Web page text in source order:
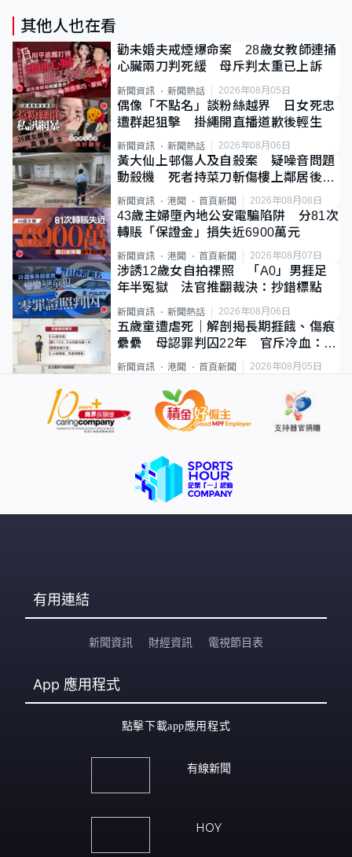
其他人也在看
勸未婚夫戒煙爆命案 28歲女教師連捅
心臟兩刀判死緩 母斥判太重已上訴
新聞資訊 新聞熱話 2026年08月05日
偶像「不點名」談粉絲越界 日女死忠
遭群起狙擊 掛繩開直播道歉後輕生
新聞資訊 新聞熱話 2026年08月06日
黃大仙上邨傷人及自殺案 疑噪音問題
動殺機 死者持菜刀斬傷樓上鄰居後墮
斃
新聞資訊 港聞 首頁新聞 2026年08月08日
43歲主婦墮內地公安電騙陷阱 分81次
轉賬「保證金」損失近6900萬元
新聞資訊 港聞 首頁新聞 2026年08月07日
涉誘12歲女自拍祼照 「A0」男捱足
年半冤獄 法官推翻裁決：抄錯標點
新聞資訊 新聞熱話 2026年08月06日
五歲童遭虐死｜解剖揭長期捱餓、傷痕
纍纍 母認罪判囚22年 官斥冷血：同
類案最惡劣
新聞資訊 港聞 首頁新聞 2026年08月05日
有用連結
新聞資訊 財經資訊 電視節目表
App 應用程式
點擊下載app應用程式
有線新聞
HOY